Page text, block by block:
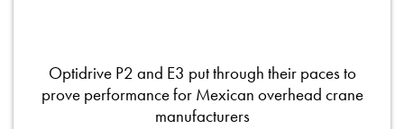
Optidrive P2 and E3 put through their paces to
prove performance for Mexican overhead crane
manufacturers